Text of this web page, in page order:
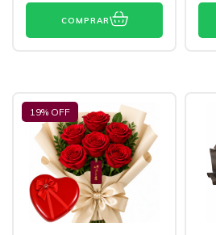
COMPRAR
19% OFF